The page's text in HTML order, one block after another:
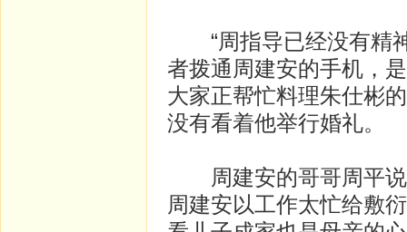
“周指导已经没有精
者拨通周建安的手机，
大家正帮忙料理朱仕彬
没有看着他举行婚礼。
周建安的哥哥周平说
周建安以工作太忙给敷